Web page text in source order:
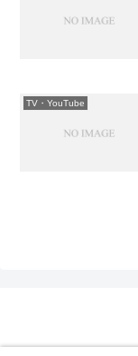
TV・YouTube